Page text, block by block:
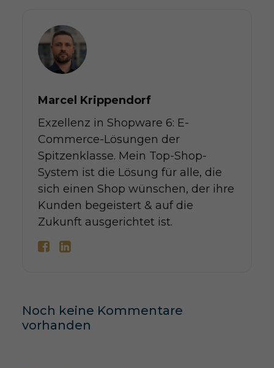
Marcel Krippendorf
Exzellenz in Shopware 6: E-
Commerce-Lösungen der
Spitzenklasse. Mein Top-Shop-
System ist die Lösung für alle, die
sich einen Shop wünschen, der ihre
Kunden begeistert & auf die
Zukunft ausgerichtet ist.
Noch keine Kommentare
vorhanden